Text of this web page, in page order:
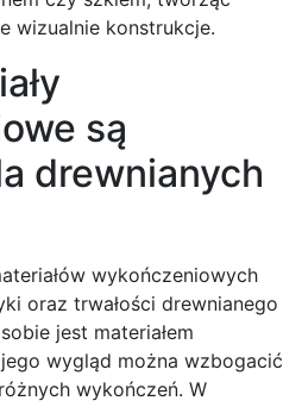
wizualnie konstrukcje.
są
drewnianych
wykończeniowych
oraz trwałości drewnianego
jest materiałem
wygląd można wzbogacić
wykończeń. W